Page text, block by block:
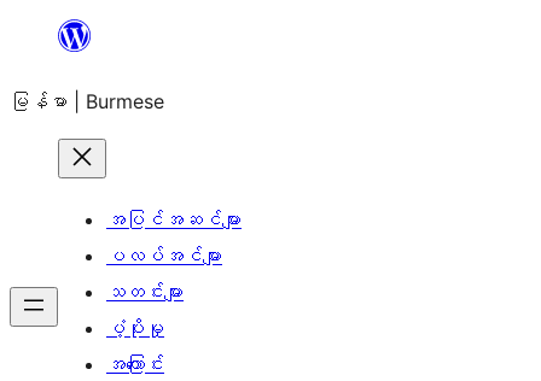
အကြောင်းအရာ
ကျော်သွား
မြန်မာ | Burmese
အပြင်အဆင်များ
ပလပ်အင်များ
သတင်းများ
ပံ့ပိုးမှု
အကြောင်း